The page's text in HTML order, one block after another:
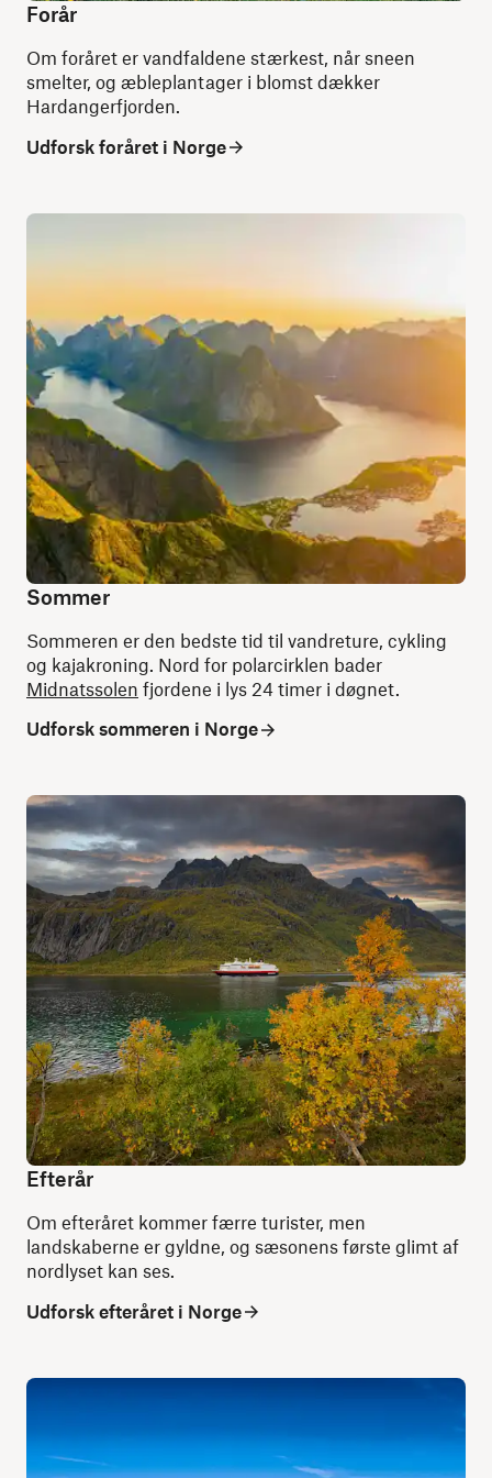
Forår
Om foråret er vandfaldene stærkest, når sneen
smelter, og æbleplantager i blomst dækker
Hardangerfjorden.
Udforsk foråret i Norge
Sommer
Sommeren er den bedste tid til vandreture, cykling
og kajakroning. Nord for polarcirklen bader
Midnatssolen fjordene i lys 24 timer i døgnet.
Udforsk sommeren i Norge
Efterår
Om efteråret kommer færre turister, men
landskaberne er gyldne, og sæsonens første glimt af
nordlyset kan ses.
Udforsk efteråret i Norge